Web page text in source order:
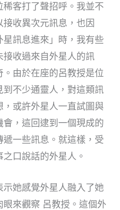
客打了聲招呼。我並不
收異次元訊息，也因
訊息進來」時，我有些
收過來自外星人的訊
由於在座的呂教授是位
不少通靈人，對這類訊
或許外星人一直試圖與
，這回逮到一個現成的
遞一些訊息。就這樣，受
口說話的外星人。
她感覺外星人融入了她
來觀察 呂教授。這個外